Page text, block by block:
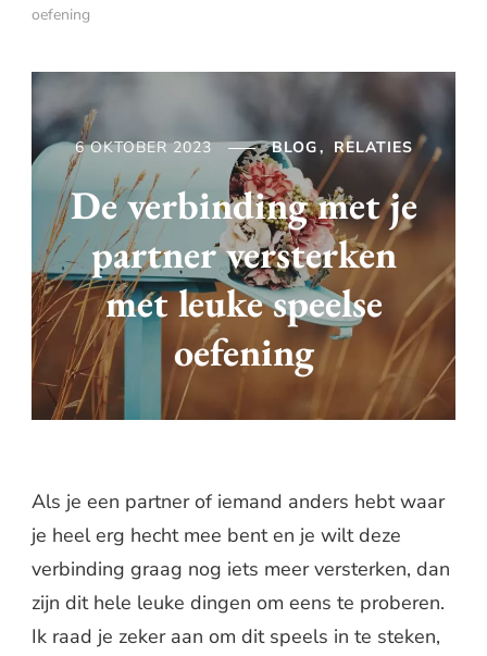
oefening
6 OKTOBER 2023 BLOG RELATIES
De verbinding met je
partner versterken
met leuke speelse
oefening
Als je een partner of iemand anders hebt waar
je heel erg hecht mee bent en je wilt deze
verbinding graag nog iets meer versterken, dan
zijn dit hele leuke dingen om eens te proberen.
Ik raad je zeker aan om dit speels in te steken,